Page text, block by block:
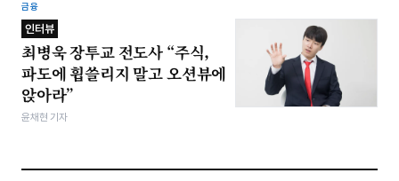
금융
인터뷰
최병욱 장투교 전도사 “주식,
파도에 휩쓸리지 말고 오션뷰에
앉아라”
윤채현 기자